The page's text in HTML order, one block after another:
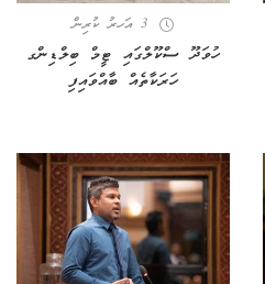
3 އަހރު ކުރިން
ހުވަދޫ ސްކޫލްގައި ޓީމް ބިލްޑިންގ
ހަރަކާތެއް ބާއްވައިފި